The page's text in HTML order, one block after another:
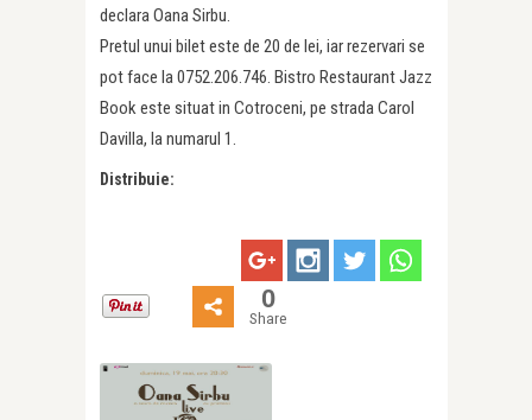
declara Oana Sirbu.
Pretul unui bilet este de 20 de lei, iar rezervari se
pot face la 0752.206.746. Bistro Restaurant Jazz
Book este situat in Cotroceni, pe strada Carol
Davilla, la numarul 1.
Distribuie:
0
Share